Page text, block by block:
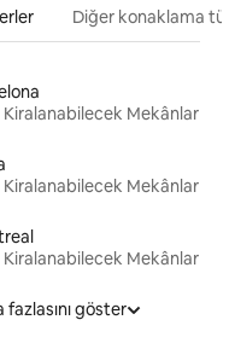
Diğer konaklama
Kiralanabilecek Mekânlar
Kiralanabilecek Mekânlar
Kiralanabilecek Mekânlar
fazlasını göster